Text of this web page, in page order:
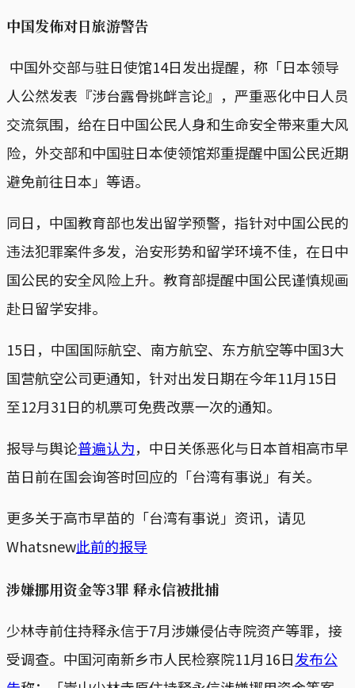
中国发佈对日旅游警告
中国外交部与驻日使馆14日发出提醒，称「日本领导
人公然发表『涉台露骨挑衅言论』，严重恶化中日人员
交流氛围，给在日中国公民人身和生命安全带来重大风
险，外交部和中国驻日本使领馆郑重提醒中国公民近期
避免前往日本」等语。
同日，中国教育部也发出留学预警，指针对中国公民的
违法犯罪案件多发，治安形势和留学环境不佳，在日中
国公民的安全风险上升。教育部提醒中国公民谨慎规画
赴日留学安排。
15日，中国国际航空、南方航空、东方航空等中国3大
国营航空公司更通知，针对出发日期在今年11月15日
至12月31日的机票可免费改票一次的通知。
报导与舆论普遍认为，中日关係恶化与日本首相高市早
苗日前在国会询答时回应的「台湾有事说」有关。
更多关于高市早苗的「台湾有事说」资讯，请见
Whatsnew此前的报导
涉嫌挪用资金等3罪 释永信被批捕
少林寺前住持释永信于7月涉嫌侵佔寺院资产等罪，接
受调查。中国河南新乡市人民检察院11月16日发布公